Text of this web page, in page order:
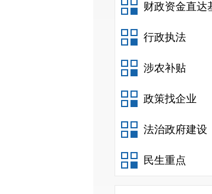
财政资金直达
行政执法
涉农补贴
政策找企业
法治政府建设
民生重点